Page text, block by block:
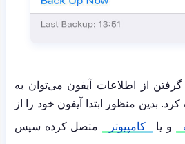
از اطلاعات آیفون می‌توان به
کرد. بدین منظور ابتدا آیفون خود را از
و یا کامپیوتر
متصل کرده سپس